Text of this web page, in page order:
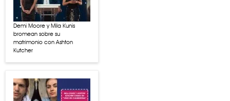
Demi Moore y Mila Kunis
bromean sobre su
matrimonio con Ashton
Kutcher